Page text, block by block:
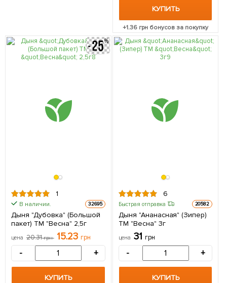
КУПИТЬ
+1.36 грн бонусов за покупку
1
В наличии. 32695
Дыня "Дубовка" (Большой
пакет) ТМ "Весна" 2,5г
цена 20.31грн 15.23 грн
- +
КУПИТЬ
6
Быстрая отправка 20582
Дыня "Ананасная" (Зипер)
ТМ "Весна" 3г
цена 31 грн
- +
КУПИТЬ